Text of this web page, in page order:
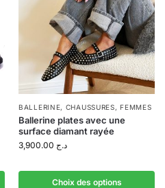
BALLERINE, CHAUSSURES,FEMMES
Ballerine plates avec une
surface diamant rayée
د.ج
Choix des options